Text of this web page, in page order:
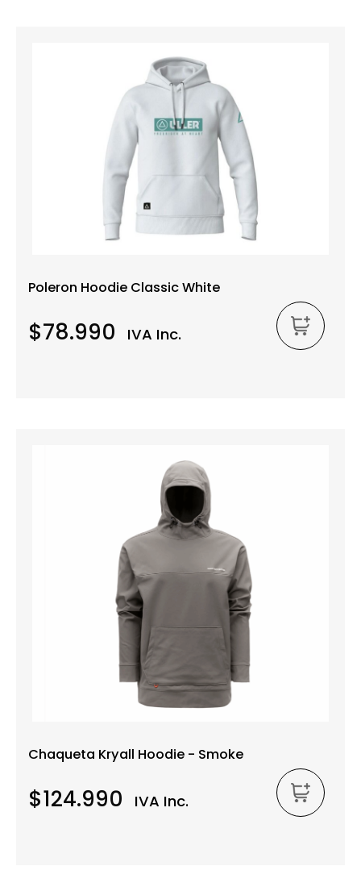
Poleron Hoodie Classic White
$78.990 IVA Inc.
Chaqueta Kryall Hoodie - Smoke
$124.990 IVA Inc.